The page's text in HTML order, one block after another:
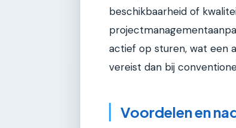
beschikbaarheid of
actief op sturen, wat een
vereist dan bij
Voordelen en